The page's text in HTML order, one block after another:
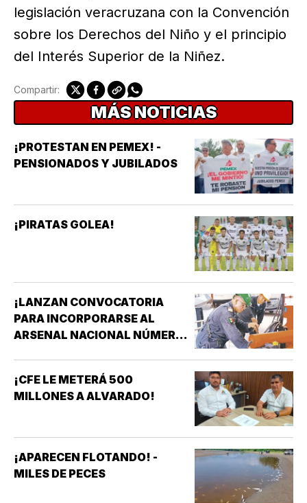
legislación veracruzana con la Convención
sobre los Derechos del Niño y el principio
del Interés Superior de la Niñez.
Compartir:
MÁS NOTICIAS
¡PROTESTAN EN PEMEX! -
PENSIONADOS Y JUBILADOS
¡PIRATAS GOLEA!
¡LANZAN CONVOCATORIA
PARA INCORPORARSE AL
ARSENAL NACIONAL NÚMERO
¡CFE LE METERÁ 500
MILLONES A ALVARADO!
¡APARECEN FLOTANDO! -
MILES DE PECES